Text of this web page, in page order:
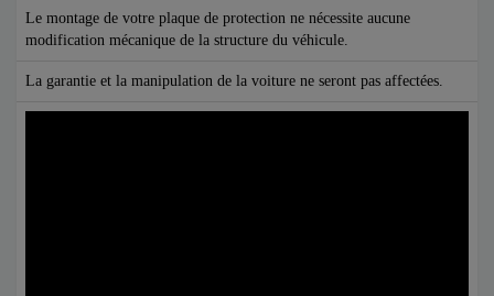
Le montage de votre plaque de protection ne nécessite aucune
modification mécanique de la structure du véhicule.
La garantie et la manipulation de la voiture ne seront pas affectées.